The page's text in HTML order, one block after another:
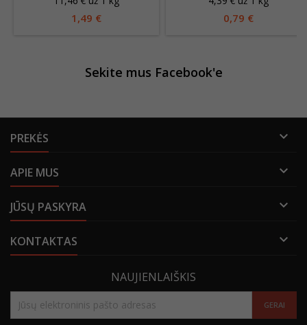
1,49 € 0,79 €
Sekite mus Facebook'e
PREKĖS 
APIE MUS 
JŪSŲ PASKYRA 
KONTAKTAS 
NAUJIENLAIŠKIS